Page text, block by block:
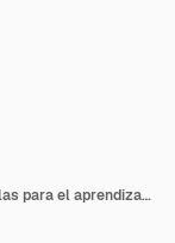
Libro abierto en 3D con bombilla y estrellas para el aprendizaje creativo y la inspiración del conocimiento